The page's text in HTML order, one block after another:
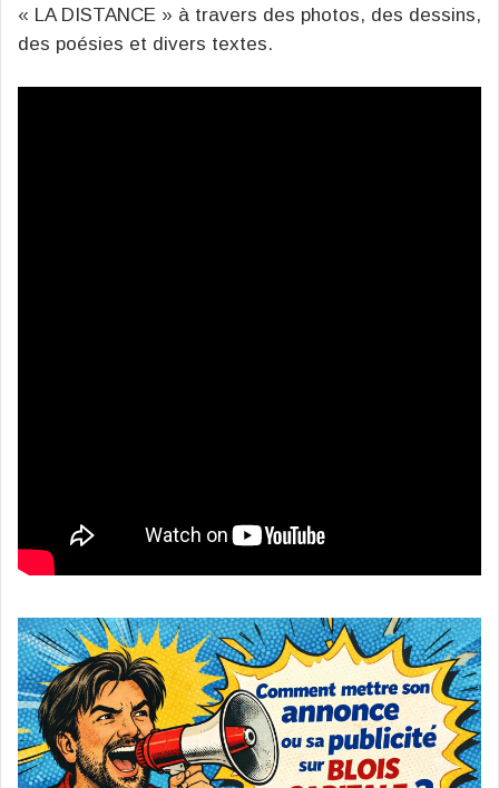
« LA DISTANCE » à travers des photos, des dessins,
des poésies et divers textes.